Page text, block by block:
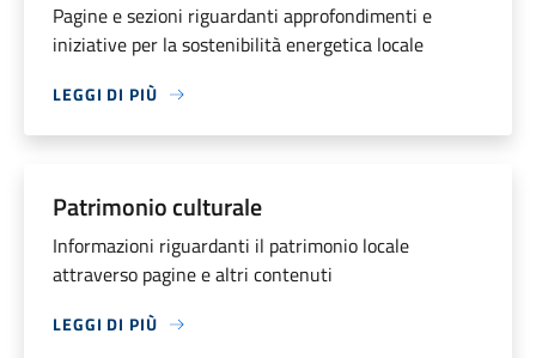
Pagine e sezioni riguardanti approfondimenti e
iniziative per la sostenibilità energetica locale
LEGGI DI PIÙ
Patrimonio culturale
Informazioni riguardanti il patrimonio locale
attraverso pagine e altri contenuti
LEGGI DI PIÙ